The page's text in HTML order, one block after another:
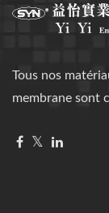
Tous nos
membrane sont